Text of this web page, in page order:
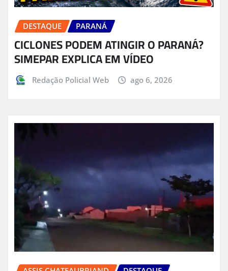
DESTAQUE PARANÁ
CICLONES PODEM ATINGIR O PARANÁ?
SIMEPAR EXPLICA EM VÍDEO
Redação Policial Web ago 6, 2026